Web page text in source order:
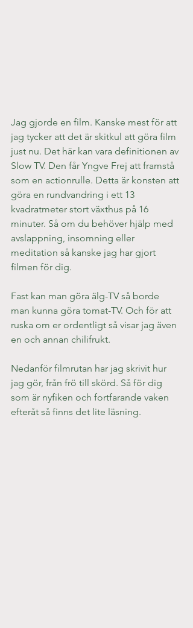
Jag gjorde en film. Kanske mest för att
jag tycker att det är skitkul att göra film
just nu. Det här kan vara definitionen av
Slow TV. Den får Yngve Frej att framstå
som en actionrulle. Detta är konsten att
göra en rundvandring i ett 13
kvadratmeter stort växthus på 16
minuter. Så om du behöver hjälp med
avslappning, insomning eller
meditation så kanske jag har gjort
filmen för dig.
Fast kan man göra älg-TV så borde
man kunna göra tomat-TV. Och för att
ruska om er ordentligt så visar jag även
en och annan chilifrukt.
Nedanför filmrutan har jag skrivit hur
jag gör, från frö till skörd. Så för dig
som är nyfiken och fortfarande vaken
efteråt så finns det lite läsning.